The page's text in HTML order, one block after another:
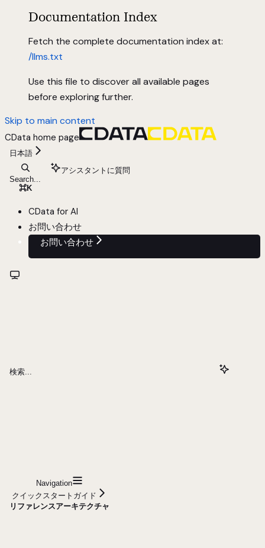
Documentation Index
Fetch the complete documentation index at:
/llms.txt
Use this file to discover all available pages
before exploring further.
Skip to main content
CData home page
日本語
Search...
⌘K
アシスタントに質問
CData for AI
お問い合わせ
お問い合わせ
検索...
Navigation
クイックスタートガイド
リファレンスアーキテクチャ